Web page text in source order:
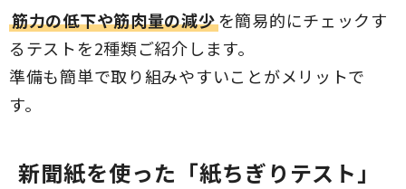
筋力の低下や筋肉量の減少を簡易的にチェックす
るテストを2種類ご紹介します。
準備も簡単で取り組みやすいことがメリットで
す。
新聞紙を使った「紙ちぎりテスト」